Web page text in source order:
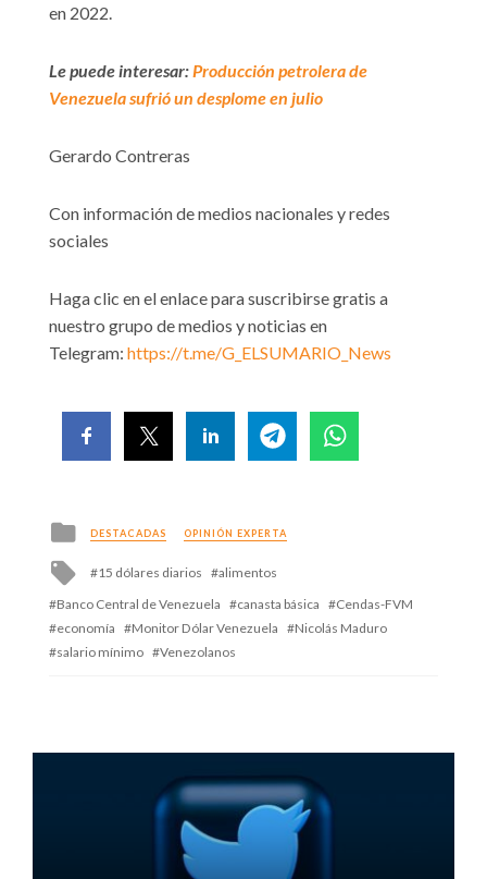
en 2022.
Le puede interesar: Producción petrolera de
Venezuela sufrió un desplome en julio
Gerardo Contreras
Con información de medios nacionales y redes
sociales
Haga clic en el enlace para suscribirse gratis a
nuestro grupo de medios y noticias en
Telegram: https://t.me/G_ELSUMARIO_News
Posted
in
DESTACADAS OPINIÓN EXPERTA
Tagged
with
15 dólares diarios
alimentos
Banco Central de Venezuela
canasta básica
Cendas-FVM
economía
Monitor Dólar Venezuela
Nicolás Maduro
salario mínimo
Venezolanos